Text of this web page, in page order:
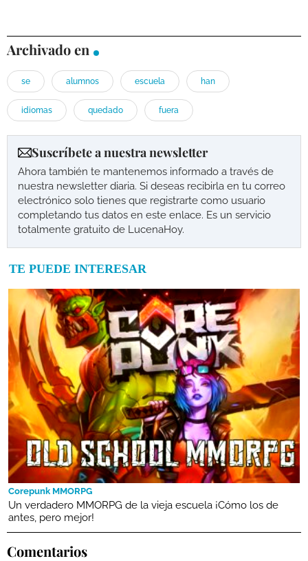
Archivado en
se alumnos escuela han
idiomas quedado fuera
Suscríbete a nuestra newsletter
Ahora también te mantenemos informado a través de
nuestra newsletter diaria. Si deseas recibirla en tu correo
electrónico solo tienes que registrarte como usuario
completando tus datos en este enlace. Es un servicio
totalmente gratuito de LucenaHoy.
TE PUEDE INTERESAR
Corepunk MMORPG
Un verdadero MMORPG de la vieja escuela ¡Cómo los de
antes, pero mejor!
Comentarios